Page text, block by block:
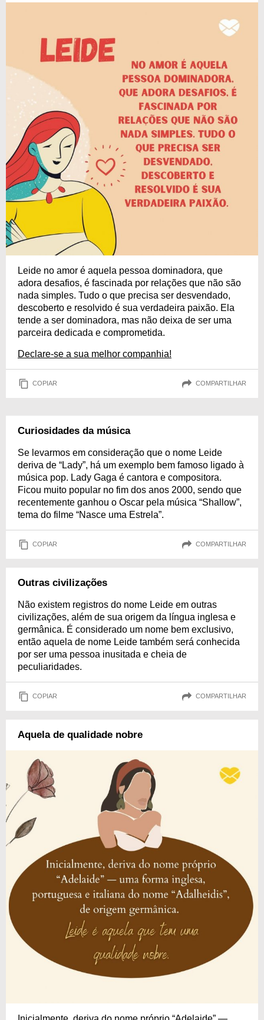
Leide no amor é aquela pessoa dominadora, que
adora desafios, é fascinada por relações que não são
nada simples. Tudo o que precisa ser desvendado,
descoberto e resolvido é sua verdadeira paixão. Ela
tende a ser dominadora, mas não deixa de ser uma
parceira dedicada e comprometida.
Declare-se a sua melhor companhia!
COPIAR COMPARTILHAR
Curiosidades da música
Se levarmos em consideração que o nome Leide
deriva de “Lady”, há um exemplo bem famoso ligado à
música pop. Lady Gaga é cantora e compositora.
Ficou muito popular no fim dos anos 2000, sendo que
recentemente ganhou o Oscar pela música “Shallow”,
tema do filme “Nasce uma Estrela”.
COPIAR COMPARTILHAR
Outras civilizações
Não existem registros do nome Leide em outras
civilizações, além de sua origem da língua inglesa e
germânica. É considerado um nome bem exclusivo,
então aquela de nome Leide também será conhecida
por ser uma pessoa inusitada e cheia de
peculiaridades.
COPIAR COMPARTILHAR
Aquela de qualidade nobre